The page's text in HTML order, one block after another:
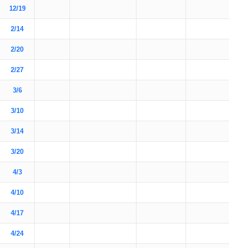
12/19
2/14
2/20
2/27
3/6
3/10
3/14
3/20
4/3
4/10
4/17
4/24